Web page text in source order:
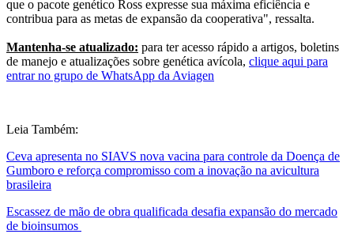
que o pacote genético Ross expresse sua máxima eficiência e
contribua para as metas de expansão da cooperativa", ressalta.
Mantenha-se atualizado: para ter acesso rápido a artigos, boletins
de manejo e atualizações sobre genética avícola, clique aqui para
entrar no grupo de WhatsApp da Aviagen
Leia Também:
Ceva apresenta no SIAVS nova vacina para controle da Doença de
Gumboro e reforça compromisso com a inovação na avicultura
brasileira
Escassez de mão de obra qualificada desafia expansão do mercado
de bioinsumos